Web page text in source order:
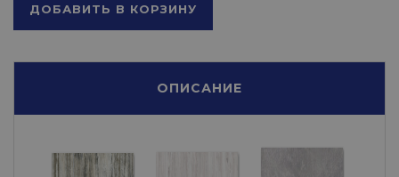
ДОБАВИТЬ В КОРЗИНУ
ОПИСАНИЕ